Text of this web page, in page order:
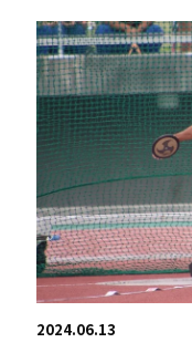
2024.06.13